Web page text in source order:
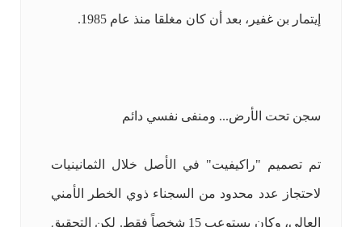
إيتمار بن غفير، بعد أن كان مغلقا منذ عام 1985.
سجن تحت الأرض... ومنفى نفسي دائم
تم تصميم "راكيفيت" في الأصل خلال الثمانينيات
لاحتجاز عدد محدود من السجناء ذوي الخطر الأمني
العالي، وكان يستوعب 15 شخصاً فقط. لكن التحقيق